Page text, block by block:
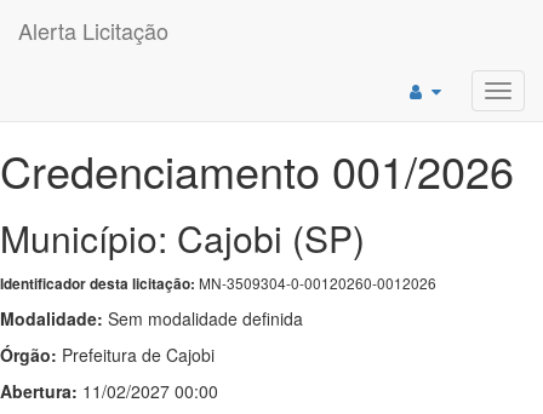
Alerta Licitação
Credenciamento 001/2026
Município: Cajobi (SP)
Identificador desta licitação: MN-3509304-0-00120260-0012026
Modalidade: Sem modalidade definida
Órgão: Prefeitura de Cajobi
Abertura: 11/02/2027 00:00